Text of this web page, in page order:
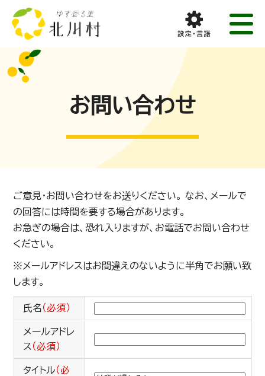
お問い合わせ
ご意見・お問い合わせをお送りください。 なお、メールで
の回答には時間を要する場合があります。
お急ぎの場合は、恐れ入りますが、お電話でお問い合わせ
ください。
※メールアドレスはお間違えのないように半角でお願い致
します。
氏名（必須）
メールアドレ
ス（必須）
タイトル（必